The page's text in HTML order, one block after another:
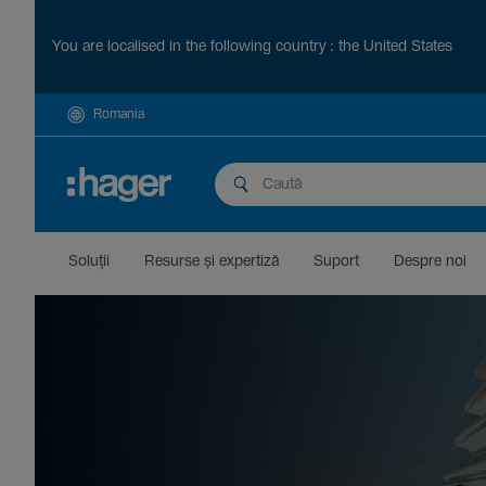
You are localised in the following country : the United States
Romania
Soluții Resurse și exper­tiză Suport Despre noi